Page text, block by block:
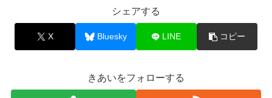
シェアする
X Bluesky LINE コピー
きあいをフォローする